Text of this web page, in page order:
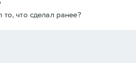
что сделал ранее?